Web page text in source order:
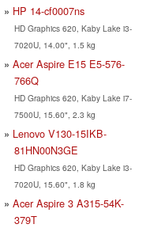
HP 14-cf0007ns
HD Graphics 620, Kaby Lake i3-
7020U, 14.00", 1.5 kg
Acer Aspire E15 E5-576-
766Q
HD Graphics 620, Kaby Lake i7-
7500U, 15.60", 2.3 kg
Lenovo V130-15IKB-
81HN00N3GE
HD Graphics 620, Kaby Lake i3-
7020U, 15.60", 1.8 kg
Acer Aspire 3 A315-54K-
379T